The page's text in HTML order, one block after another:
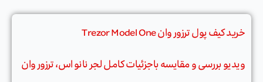
خرید کیف پول ترزور وان Trezor Model One
ویدیو بررسی و مقایسه باجزئیات کامل لجر نانو اس، ترزور وان